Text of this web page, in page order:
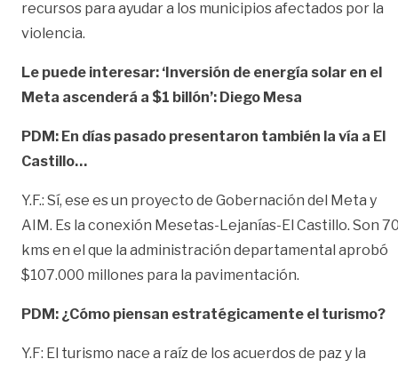
recursos para ayudar a los municipios afectados por la
violencia.
Le puede interesar: ‘Inversión de energía solar en el
Meta ascenderá a $1 billón’: Diego Mesa
PDM: En días pasado presentaron también la vía a El
Castillo…
Y.F.: Sí, ese es un proyecto de Gobernación del Meta y
AIM. Es la conexión Mesetas-Lejanías-El Castillo. Son
kms en el que la administración departamental aprobó
$107.000 millones para la pavimentación.
PDM: ¿Cómo piensan estratégicamente el turismo?
Y.F: El turismo nace a raíz de los acuerdos de paz y la